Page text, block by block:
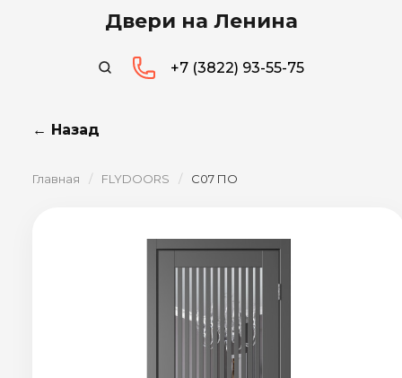
Двери на Ленина
+7 (3822) 93-55-75
← Назад
Главная / FLYDOORS / C07 ПО